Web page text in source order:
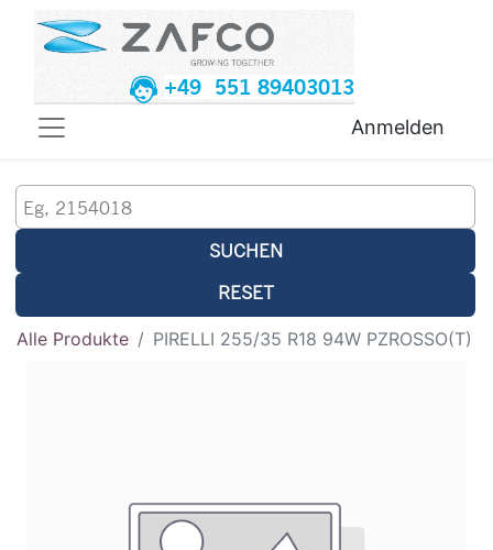
+49 551 89403013
Anmelden
SUCHEN
RESET
Alle Produkte PIRELLI 255/35 R18 94W PZROSSO(T)